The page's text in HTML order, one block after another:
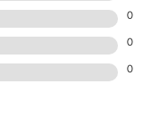
0
0
0